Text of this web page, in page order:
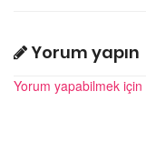
Yorum yapın
Yorum yapabilmek için